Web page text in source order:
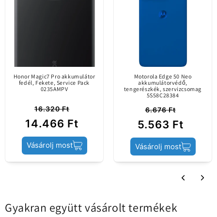
Honor Magic7 Pro akkumulátor
fedél, Fekete, Service Pack
0235AMPV
16.320 Ft
14.466 Ft
Vásárolj most
Motorola Edge 50 Neo
akkumulátorvédő,
tengerészkék, szervizcsomag
5S58C28384
6.676 Ft
5.563 Ft
Vásárolj most
Gyakran együtt vásárolt termékek